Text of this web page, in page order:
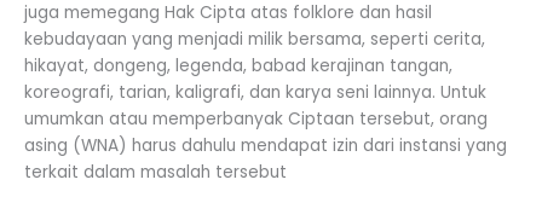
juga memegang Hak Cipta atas folklore dan hasil
kebudayaan yang menjadi milik bersama, seperti cerita,
hikayat, dongeng, legenda, babad kerajinan tangan,
koreografi, tarian, kaligrafi, dan karya seni lainnya. Untuk
umumkan atau memperbanyak Ciptaan tersebut, orang
asing (WNA) harus dahulu mendapat izin dari instansi yang
terkait dalam masalah tersebut